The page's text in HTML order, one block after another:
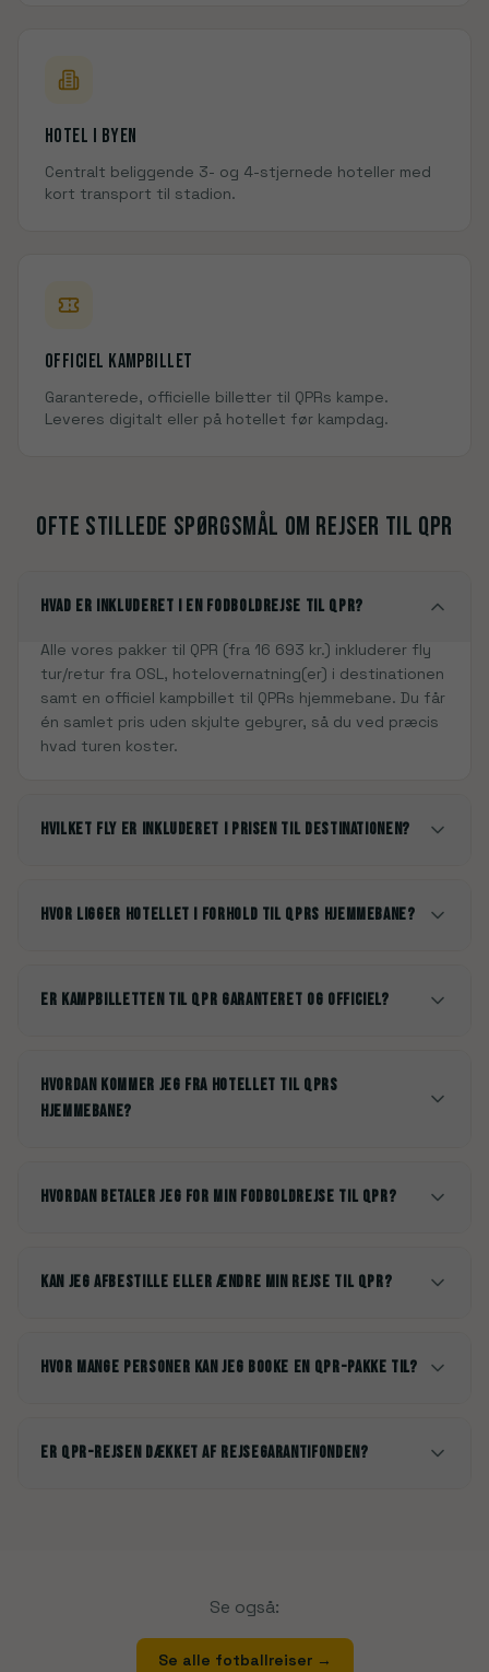
Hotel i byen
Centralt beliggende 3- og 4-stjernede hoteller med
kort transport til stadion.
Officiel kampbillet
Garanterede, officielle billetter til QPRs kampe.
Leveres digitalt eller på hotellet før kampdag.
Ofte stillede spørgsmål om rejser til QPR
Hvad er inkluderet i en fodboldrejse til QPR?
Alle vores pakker til QPR (fra 16 693 kr.) inkluderer fly
tur/retur fra OSL, hotelovernatning(er) i destinationen
samt en officiel kampbillet til QPRs hjemmebane. Du får
én samlet pris uden skjulte gebyrer, så du ved præcis
hvad turen koster.
Hvilket fly er inkluderet i prisen til destinationen?
Hvor ligger hotellet i forhold til QPRs hjemmebane?
Er kampbilletten til QPR garanteret og officiel?
Hvordan kommer jeg fra hotellet til QPRs
hjemmebane?
Hvordan betaler jeg for min fodboldrejse til QPR?
Kan jeg afbestille eller ændre min rejse til QPR?
Hvor mange personer kan jeg booke en QPR-pakke til?
Er QPR-rejsen dækket af rejsegarantifonden?
Se også:
Se alle fotballreiser→